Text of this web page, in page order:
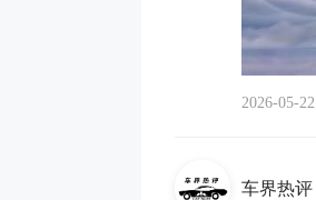
2026-05-22
车界热评